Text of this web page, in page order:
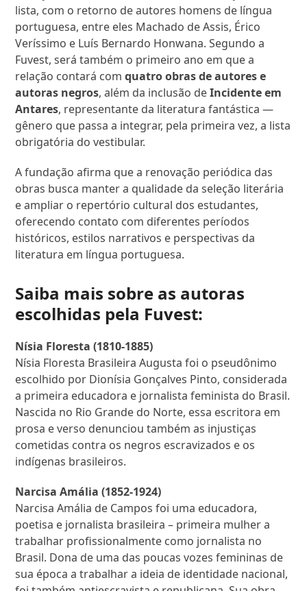
lista, com o retorno de autores homens de língua
portuguesa, entre eles Machado de Assis, Érico
Veríssimo e Luís Bernardo Honwana. Segundo a
Fuvest, será também o primeiro ano em que a
relação contará comquatro obras de autores e
autoras negros, além da inclusão deIncidente em
Antares, representante da literatura fantástica —
gênero que passa a integrar, pela primeira vez, a lista
obrigatória do vestibular.
A fundação afirma que a renovação periódica das
obras busca manter a qualidade da seleção literária
e ampliar o repertório cultural dos estudantes,
oferecendo contato com diferentes períodos
históricos, estilos narrativos e perspectivas da
literatura em língua portuguesa.
Saiba mais sobre as autoras
escolhidas pela Fuvest:
Nísia Floresta (1810-1885)
Nísia Floresta Brasileira Augusta foi o pseudônimo
escolhido por Dionísia Gonçalves Pinto, considerada
a primeira educadora e jornalista feminista do Brasil.
Nascida no Rio Grande do Norte, essa escritora em
prosa e verso denunciou também as injustiças
cometidas contra os negros escravizados e os
indígenas brasileiros.
Narcisa Amália (1852-1924)
Narcisa Amália de Campos foi uma educadora,
poetisa e jornalista brasileira – primeira mulher a
trabalhar profissionalmente como jornalista no
Brasil. Dona de uma das poucas vozes femininas de
sua época a trabalhar a ideia de identidade nacional,